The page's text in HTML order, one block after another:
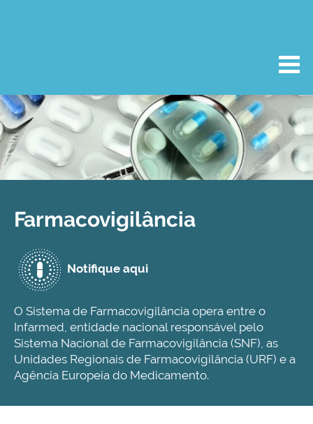
Farmacovigilância
Notifique aqui
O Sistema de Farmacovigilância opera entre o
Infarmed, entidade nacional responsável pelo
Sistema Nacional de Farmacovigilância (SNF), as
Unidades Regionais de Farmacovigilância (URF) e a
Agência Europeia do Medicamento.